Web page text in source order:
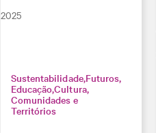
2025
SustentabilidadeFuturos
EducaçãoCultura
Comunidades e
Territórios